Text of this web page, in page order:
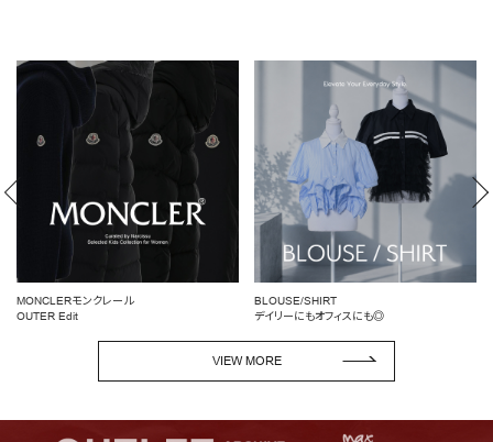
MONCLERモンクレール
OUTER Edit
BLOUSE/SHIRT
デイリーにもオフィスにも◎
VIEW MORE